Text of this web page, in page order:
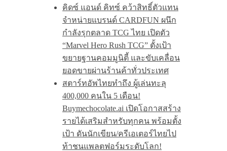
คิดซ์ แอนด์ คิทซ์ คว้าสิทธิ์ตัวแทน
จำหน่ายแบรนด์ CARDFUN ผนึก
กำลังรุกตลาด TCG ไทย เปิดตัว
“Marvel Hero Rush TCG” ตั้งเป้า
ขยายฐานคอมมูนิตี้ และขับเคลื่อน
ยอดขายผ่านร้านค้าทั่วประเทศ
สตาร์ทอัพไทยทำถึง ผู้เล่นทะลุ
400,000 คนใน 5 เดือน!
Buymechocolate.ai เปิดโอกาสสร้าง
รายได้เสริมสำหรับทุกคน พร้อมตั้ง
เป้า ดันนักเขียน/ครีเอเตอร์ไทยไป
ท้าชนแพลตฟอร์มระดับโลก!